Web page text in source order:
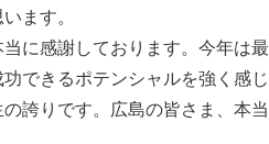
ます。
に感謝しております。今年は最
できるポテンシャルを強く感じ
誇りです。広島の皆さま、本当